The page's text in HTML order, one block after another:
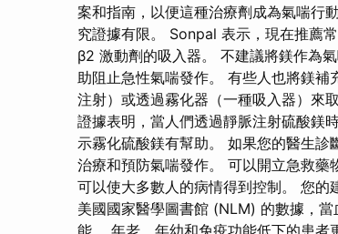
案和指南，以便這種治療劑成為氣喘行
究證據有限。 Sonpal 表示，現在推薦
β2 激動劑的吸入器。 不建議將鎂作為
助阻止急性氣喘發作。 有些人也將鎂
注射）或透過霧化器（一種吸入器）來
證據表明，當人們透過靜脈注射硫酸鎂
示霧化硫酸鎂有幫助。 如果您的醫生
治療和預防氣喘發作。 可以開立急救
可以使大多數人的病情得到控制。 您
美國國家醫學圖書館 (NLM) 的數據，
能。 年老、年幼和免疫功能低下的患者